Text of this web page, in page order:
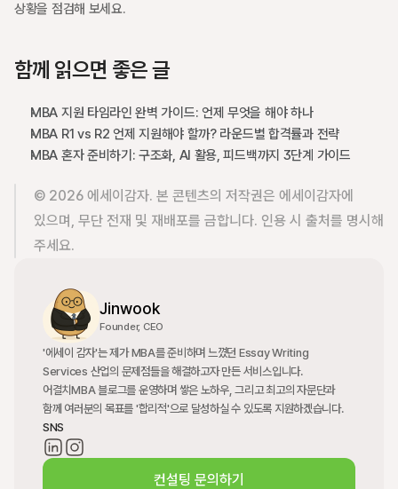
상황을 점검해 보세요.
함께 읽으면 좋은 글
MBA 지원 타임라인 완벽 가이드: 언제 무엇을 해야 하나
MBA R1 vs R2 언제 지원해야 할까? 라운드별 합격률과 전략
MBA 혼자 준비하기: 구조화, AI 활용, 피드백까지 3단계 가이드
© 2026 에세이감자. 본 콘텐츠의 저작권은 에세이감자에
있으며, 무단 전재 및 재배포를 금합니다. 인용 시 출처를 명시해
주세요.
Jinwook
Founder, CEO
'에세이 감자'는 제가 MBA를 준비하며 느꼈던 Essay Writing
Services 산업의 문제점들을 해결하고자 만든 서비스입니다.
어결치MBA 블로그를 운영하며 쌓은 노하우, 그리고 최고의 자문단과
함께 여러분의 목표를 '합리적'으로 달성하실 수 있도록 지원하겠습니다.
SNS
컨설팅 문의하기